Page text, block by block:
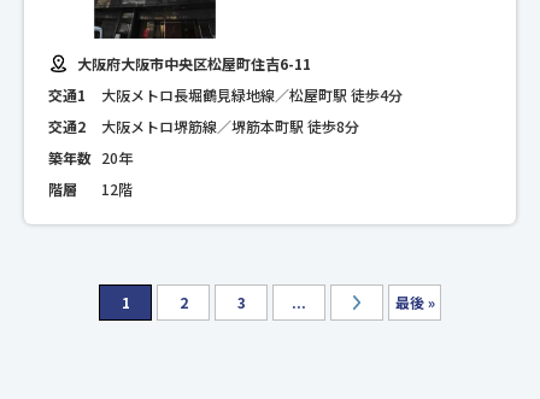
大阪府大阪市中央区松屋町住吉6-11
交通1
大阪メトロ長堀鶴見緑地線／松屋町駅 徒歩4分
交通2
大阪メトロ堺筋線／堺筋本町駅 徒歩8分
築年数 20年
階層
12階
1 2 3 ... 最後 »